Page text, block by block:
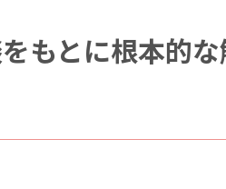
もとに根本的